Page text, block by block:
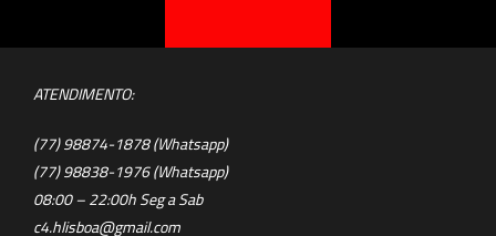
ATENDIMENTO:
(77) 98874-1878 (Whatsapp)
(77) 98838-1976 (Whatsapp)
08:00 – 22:00h Seg a Sab
c4.hlisboa@gmail.com